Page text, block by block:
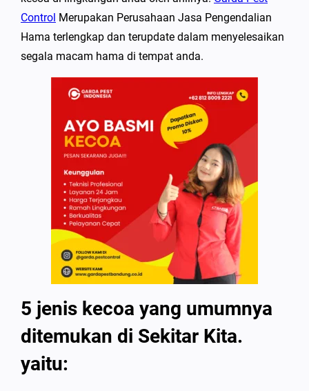
Control Merupakan Perusahaan Jasa Pengendalian
Hama terlengkap dan terupdate dalam menyelesaikan
segala macam hama di tempat anda.
5 jenis kecoa yang umumnya
ditemukan di Sekitar Kita.
yaitu: